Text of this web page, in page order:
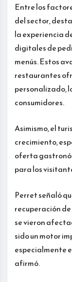
Entre los
del sector,
la experiencia
digitales de
menús. Estos
restaurantes
personalizado,
consumidores.
Asimismo, el
crecimiento,
oferta
para los
Perret señaló
recuperación
se vieron
sido un motor
especialmente
afirmó.